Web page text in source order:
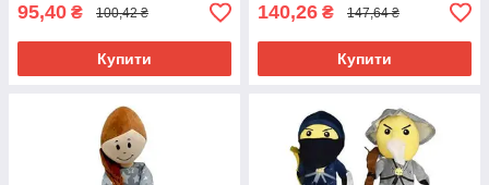
95,40 ₴ 100,42 ₴
Купити
140,26 ₴ 147,64 ₴
Купити